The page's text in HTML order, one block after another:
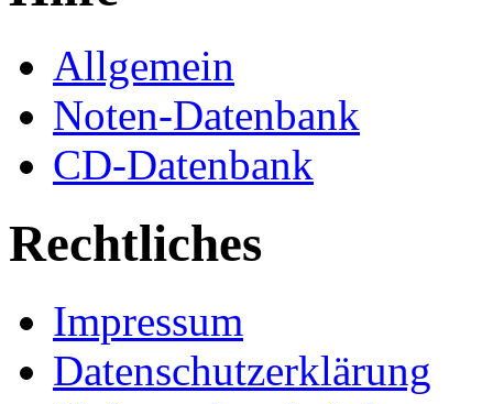
Allgemein
Noten-Datenbank
CD-Datenbank
Rechtliches
Impressum
Datenschutzerklärung